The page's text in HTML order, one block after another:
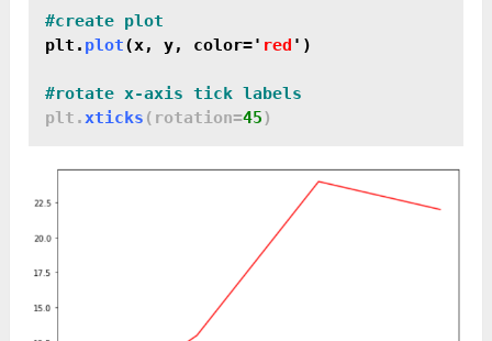
plt. plot(x, y, color=' red ')
#rotate x-axis tick labels
plt.xticks (rotation=45